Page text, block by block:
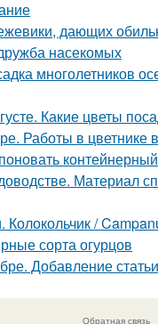
дающих
насекомых
многолетников
Какие цветы
Работы в цветнике
Материал
/
сорта огурцов
Добавление
Обратная связь